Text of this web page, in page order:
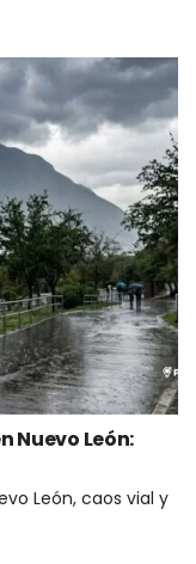
Nuevo León:
León, caos vial y